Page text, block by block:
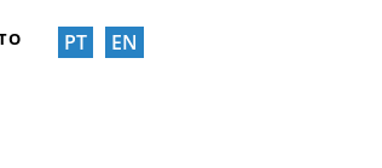
PT EN